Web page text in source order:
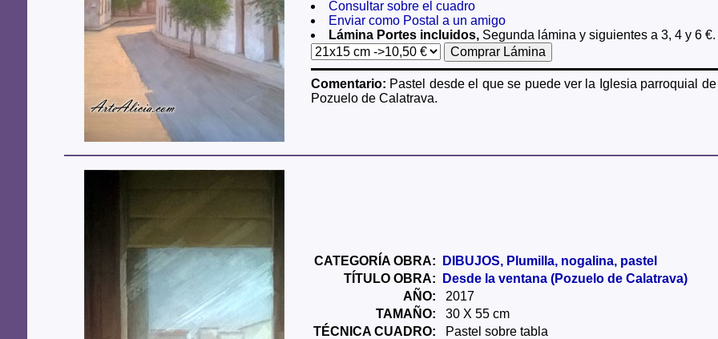
Consultar sobre el cuadro
Enviar como Postal a un amigo
Lámina Portes incluidos, Segunda lámina y siguientes a 3, 4 y 6 €.
Comentario: Pastel desde el que se puede ver la Iglesia parroquial
Pozuelo de Calatrava.
CATEGORÍA OBRA:
DIBUJOS, Plumilla, nogalina, pastel
TÍTULO OBRA:
Desde la ventana (Pozuelo de Calatrava)
AÑO:
2017
TAMAÑO:
30 X 55 cm
TÉCNICA CUADRO:
Pastel sobre tabla